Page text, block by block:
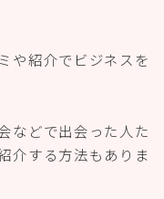
や紹介でビジネスを
などで出会った人た
介する方法もありま